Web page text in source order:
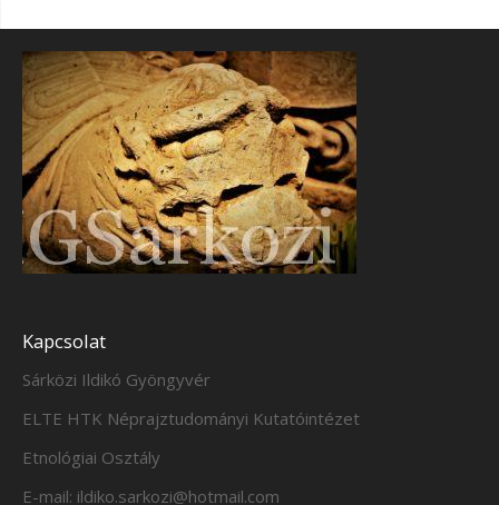
Kapcsolat
Sárközi Ildikó Gyöngyvér
ELTE HTK Néprajztudományi Kutatóintézet
Etnológiai Osztály
E-mail: ildiko.sarkozi@hotmail.com